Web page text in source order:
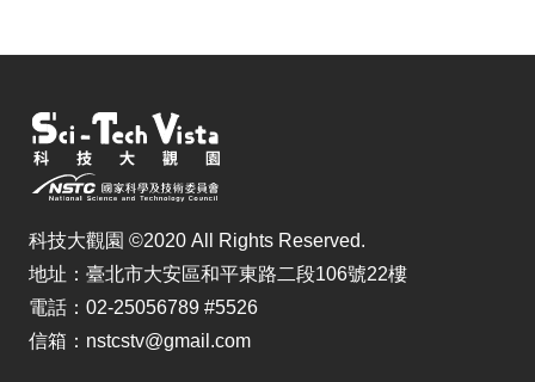
科技大觀園 ©2020 All Rights Reserved.
地址：臺北市大安區和平東路二段106號22樓
電話：02-25056789 #5526
信箱：nstcstv@gmail.com